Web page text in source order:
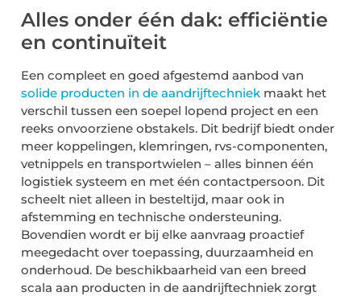
Alles onder één dak: efficiëntie
en continuïteit
Een compleet en goed afgestemd aanbod van
solide producten in de aandrijftechniek maakt het
verschil tussen een soepel lopend project en een
reeks onvoorziene obstakels. Dit bedrijf biedt onder
meer koppelingen, klemringen, rvs-componenten,
vetnippels en transportwielen – alles binnen één
logistiek systeem en met één contactpersoon. Dit
scheelt niet alleen in besteltijd, maar ook in
afstemming en technische ondersteuning.
Bovendien wordt er bij elke aanvraag proactief
meegedacht over toepassing, duurzaamheid en
onderhoud. De beschikbaarheid van een breed
scala aan producten in de aandrijftechniek zorgt